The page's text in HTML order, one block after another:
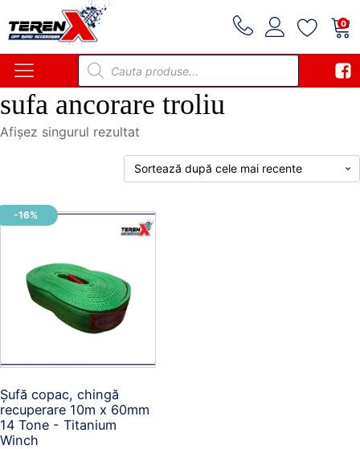
0
Products
search
sufa ancorare troliu
Afișez singurul rezultat
-16%
Șufă copac, chingă
recuperare 10m x 60mm
14 Tone - Titanium
Winch